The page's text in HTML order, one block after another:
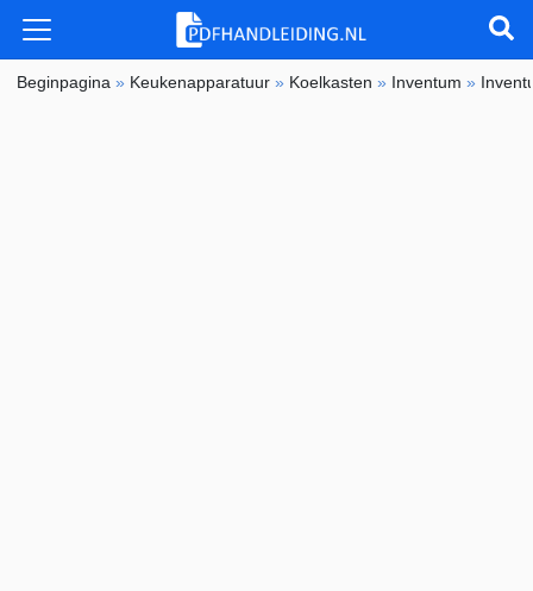
Beginpagina » Keukenapparatuur » Koelkasten » Inventum »